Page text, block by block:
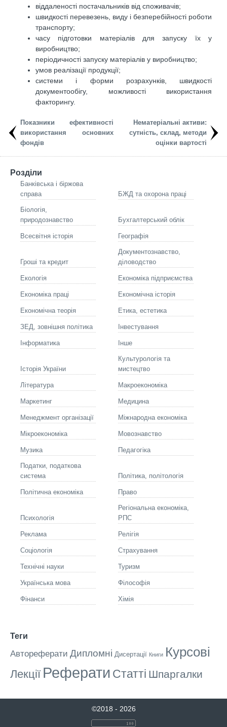
віддаленості постачальників від споживачів;
швидкості перевезень, виду і безперебійності роботи
транспорту;
часу підготовки матеріалів для запуску їх у
виробництво;
періодичності запуску матеріалів у виробництво;
умов реалізації продукції;
системи і форми розрахунків, швидкості
документообігу, можливості використання
факторингу.
Показники ефективності
використання основних
фондів
Нематеріальні активи:
сутність, склад, методи
оцінки вартості
Розділи
Банківська і біржова
справа
БЖД та охорона праці
Біологія,
природознавство
Бухгалтерський облік
Всесвітня історія Географія
Гроші та кредит
Документознавство,
діловодство
Екологія Економіка підприємства
Економіка праці Економічна історія
Економічна теорія Етика, естетика
ЗЕД, зовнішня політика Інвестування
Інформатика Інше
Історія України
Культурологія та
мистецтво
Літературa Макроекономіка
Маркетинг Медицина
Менеджмент організації Міжнародна економіка
Мікроекономіка Мовознавство
Музика Педагогіка
Податки, податкова
система
Політика, політологія
Політична економіка Право
Психологія
Регіональна економіка,
РПС
Реклама Релігія
Соціологія Страхування
Технічні науки Туризм
Українська мова Філософія
Фінанси Хімія
Теги
Автореферати Дипломні Дисертації Книги Курсові
Лекції Реферати Статті Шпаргалки
©2018 - 2026